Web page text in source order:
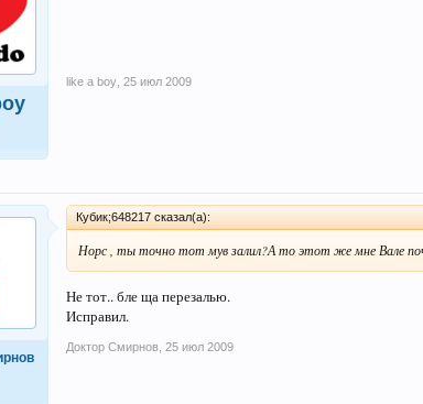
like a boy 25 июл 2009
Кубик;648217 сказал(а):
Норс , ты точно тот мув залил?А то этот же мне Вале
Не тот.. бле ща перезалью.
Исправил.
Доктор Смирнов 25 июл 2009